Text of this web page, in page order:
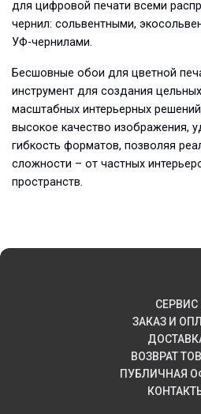
для цифровой печати всеми
чернил: сольвентными,
УФ-чернилами.
Бесшовные обои для цветной
инструмент для создания
масштабных интерьерных
высокое качество изображения,
гибкость форматов, позволяя
сложности – от частных
пространств.
СЕРВИС
ЗАКАЗ И
ВОЗВРАТ
ПУБЛИЧНАЯ